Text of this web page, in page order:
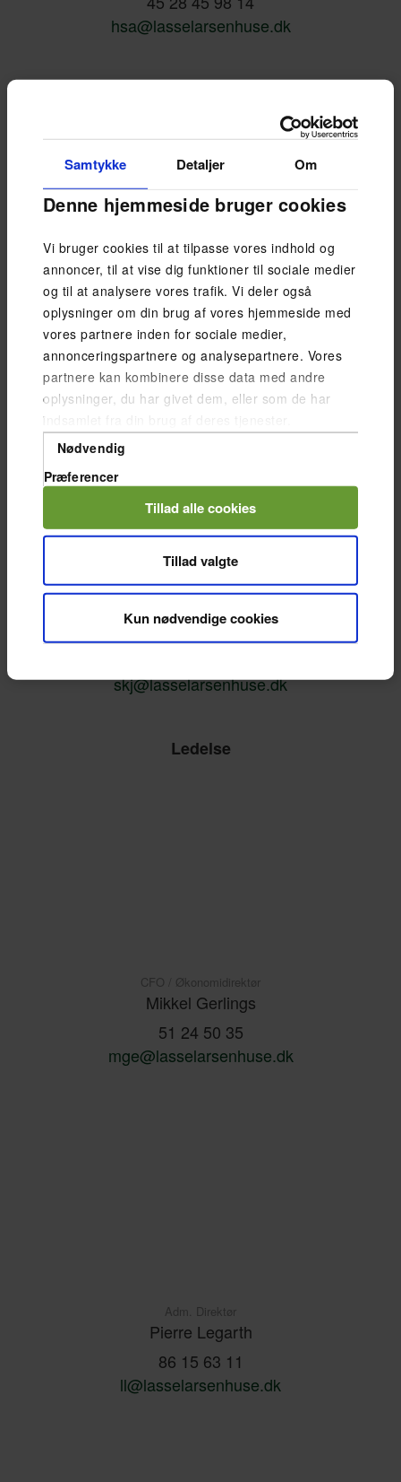
Samtykke Detaljer Om
Denne hjemmeside bruger cookies
Vi bruger cookies til at tilpasse vores indhold og
annoncer, til at vise dig funktioner til sociale medier
og til at analysere vores trafik. Vi deler også
oplysninger om din brug af vores hjemmeside med
vores partnere inden for sociale medier,
annonceringspartnere og analysepartnere. Vores
partnere kan kombinere disse data med andre
oplysninger, du har givet dem, eller som de har
indsamlet fra din brug af deres tjenester.
Samtykkevalg
Nødvendig
Præferencer
Marketing
Tillad alle cookies
Tillad valgte
Kun nødvendige cookies
hsa@lasselarsenhuse.dk
Byggerådgiver - Vest-, Sydjylland Og Fyn
Sanne Lykke
28 11 21 54
sly@lasselarsenhuse.dk
Byggerådgiver - Vest-, Sydjylland Og Fyn
Sanja Kjærhus
skj@lasselarsenhuse.dk
Ledelse
CFO / Økonomidirektør
Mikkel Gerlings
51 24 50 35
mge@lasselarsenhuse.dk
Adm. Direktør
Pierre Legarth
86 15 63 11
ll@lasselarsenhuse.dk